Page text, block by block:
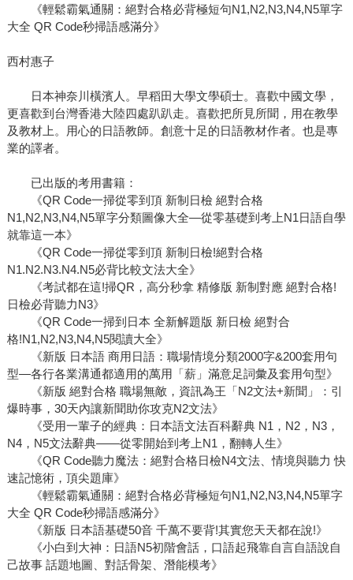
《輕鬆霸氣通關：絕對合格必背極短句N1,N2,N3,N4,N5單字
大全 QR Code秒掃語感滿分》
西村惠子
日本神奈川橫濱人。早稻田大學文學碩士。喜歡中國文學，
更喜歡到台灣香港大陸四處趴趴走。喜歡把所見所聞，用在教學
及教材上。用心的日語教師。創意十足的日語教材作者。也是專
業的譯者。
已出版的考用書籍：
《QR Code一掃從零到頂 新制日檢 絕對合格
N1,N2,N3,N4,N5單字分類圖像大全—從零基礎到考上N1日語自學
就靠這一本》
《QR Code一掃從零到頂 新制日檢!絕對合格
N1.N2.N3.N4.N5必背比較文法大全》
《考試都在這!掃QR，高分秒拿 精修版 新制對應 絕對合格!
日檢必背聽力N3》
《QR Code一掃到日本 全新解題版 新日檢 絕對合
格!N1,N2,N3,N4,N5閱讀大全》
《新版 日本語 商用日語：職場情境分類2000字&200套用句
型—各行各業溝通都適用的萬用「薪」滿意足詞彙及套用句型》
《新版 絕對合格 職場無敵，資訊為王「N2文法+新聞」：引
爆時事，30天內讓新聞助你攻克N2文法》
《受用一輩子的經典：日本語文法百科辭典 N1，N2，N3，
N4，N5文法辭典——從零開始到考上N1，翻轉人生》
《QR Code聽力魔法：絕對合格日檢N4文法、情境與聽力 快
速記憶術，頂尖題庫》
《輕鬆霸氣通關：絕對合格必背極短句N1,N2,N3,N4,N5單字
大全 QR Code秒掃語感滿分》
《新版 日本語基礎50音 千萬不要背!其實您天天都在說!》
《小白到大神：日語N5初階會話，口語起飛靠自言自語說自
己故事 話題地圖、對話骨架、潛能模考》